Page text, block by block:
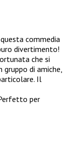
commedia
divertimento!
che si
di amiche,
Il
per